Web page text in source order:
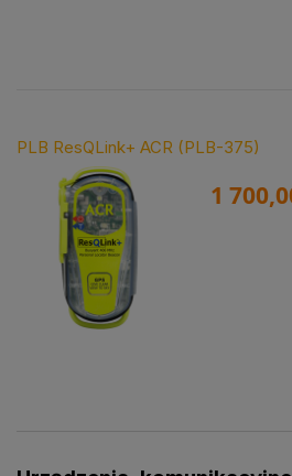
PLB ResQLink+ ACR (PLB-375)
1